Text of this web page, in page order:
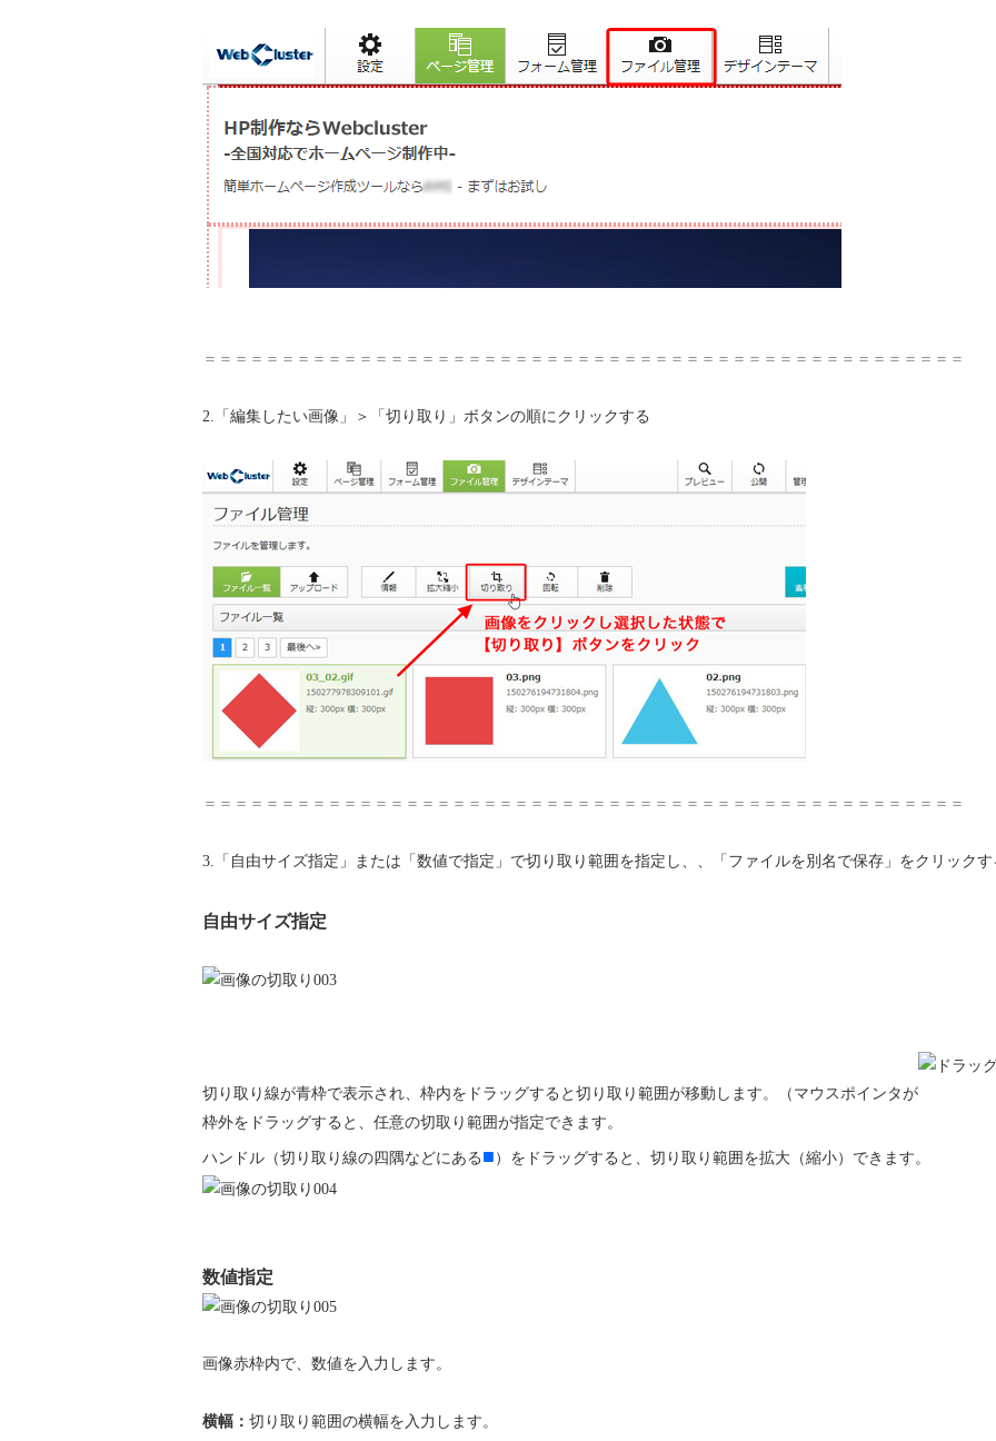
＝＝＝＝＝＝＝＝＝＝＝＝＝＝＝＝＝＝＝＝＝＝＝＝＝＝＝＝＝＝＝＝＝＝＝＝＝＝＝＝＝＝＝＝＝＝＝＝＝
2.「編集したい画像」＞「切り取り」ボタンの順にクリックする
＝＝＝＝＝＝＝＝＝＝＝＝＝＝＝＝＝＝＝＝＝＝＝＝＝＝＝＝＝＝＝＝＝＝＝＝＝＝＝＝＝＝＝＝＝＝＝＝＝
3.「自由サイズ指定」または「数値で指定」で切り取り範囲を指定し、、「ファイルを別名で保存」をクリックす
自由サイズ指定
切り取り線が青枠で表示され、枠内をドラッグすると切り取り範囲が移動します。（マウスポインタが
枠外をドラッグすると、任意の切取り範囲が指定できます。
ハンドル（切り取り線の四隅などにある ■ ）をドラッグすると、切り取り範囲を拡大（縮小）できます。
数値指定
画像赤枠内で、数値を入力します。
横幅： 切り取り範囲の横幅を入力します。